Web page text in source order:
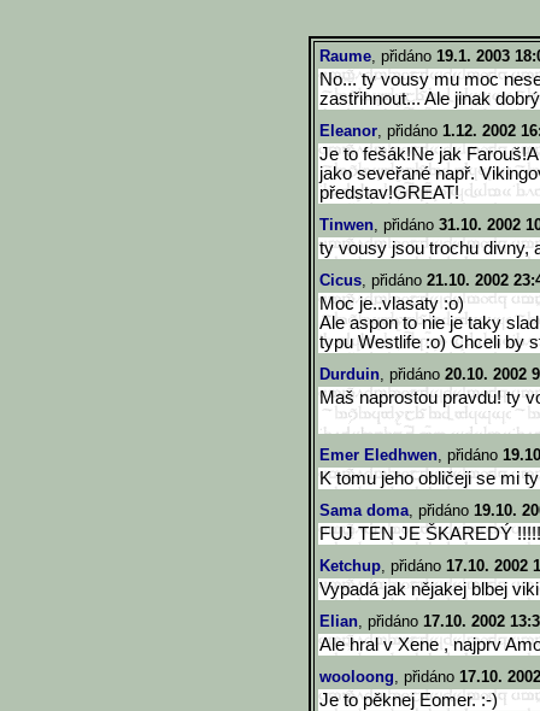
Raume, přidáno 19.1. 2003
No... ty vousy mu moc
zastřihnout... Ale jinak dobrý
Eleanor, přidáno 1.12. 2002
Je to fešák!Ne jak
jako seveřané např.
představ!GREAT!
Tinwen, přidáno 31.10. 2002
ty vousy jsou trochu divny,
Cicus, přidáno 21.10. 2002
Moc je..vlasaty :o)
Ale aspon to nie je taky
typu Westlife :o) Chceli by
Durduin, přidáno 20.10. 2002
Maš naprostou pravdu! ty
Emer Eledhwen, přidáno
K tomu jeho obličeji se mi
Sama doma, přidáno 19.10.
FUJ TEN JE ŠKAREDÝ
Ketchup, přidáno 17.10. 2002
Vypadá jak nějakej blbej
Elian, přidáno 17.10. 2002
Ale hral v Xene , najprv
wooloong, přidáno 17.10.
Je to pěknej Eomer. :-)